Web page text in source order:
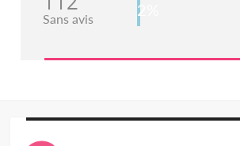
Sans avis 2%